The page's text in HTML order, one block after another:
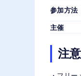
参加方法
主催
注